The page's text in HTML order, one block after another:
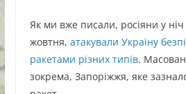
Як ми вже писали, росіяни у
жовтня, атакували Україну
ракетами різних типів.
зокрема, Запоріжжя, яке